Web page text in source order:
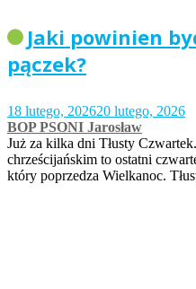
Jaki powinien
pączek?
18 lutego, 202620 lutego, 2026
BOP PSONI Jarosław
Już za kilka dni Tłusty
chrześcijańskim to ostatni
który poprzedza Wielkanoc.